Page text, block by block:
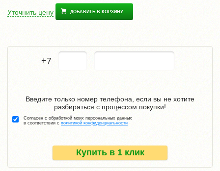
Уточнить цену ДОБАВИТЬ В КОРЗИНУ
+7
Купить в 1 клик
Введите только номер телефона, если вы не хотите
разбираться с процессом покупки!
Согласен с обработкой моих персональных данных
в соответствии с политикой конфиденциальности